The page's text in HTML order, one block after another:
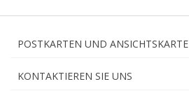
POSTKARTEN UND
KONTAKTIEREN SIE UNS